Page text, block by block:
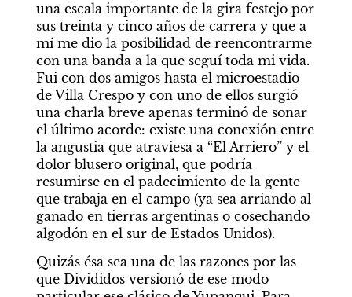
una escala importante de la gira festejo por
sus treinta y cinco años de carrera y que a
mí me dio la posibilidad de reencontrarme
con una banda a la que seguí toda mi vida.
Fui con dos amigos hasta el microestadio
de Villa Crespo y con uno de ellos surgió
una charla breve apenas terminó de sonar
el último acorde: existe una conexión entre
la angustia que atraviesa a “El Arriero” y el
dolor blusero original, que podría
resumirse en el padecimiento de la gente
que trabaja en el campo (ya sea arriando al
ganado en tierras argentinas o cosechando
algodón en el sur de Estados Unidos).
Quizás ésa sea una de las razones por las
que Divididos versionó de ese modo